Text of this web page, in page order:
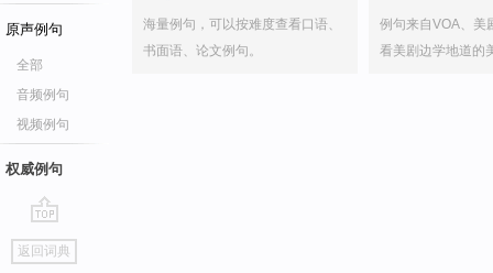
原声例句
全部
音频例句
视频例句
权威例句
go
top
返回词典
海量例句，可以按难度查看口语、
书面语、论文例句。
例句来自VOA、美
看美剧边学地道的